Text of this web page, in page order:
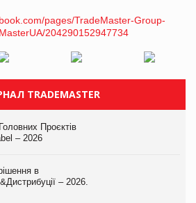
TRADEMASTER
Проєктів
– 2026
в
– 2026.